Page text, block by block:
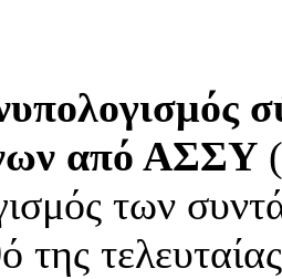
από ΑΣΣΥ
των
της